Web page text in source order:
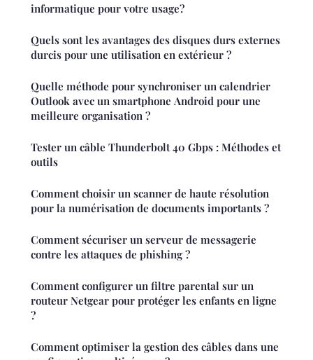
informatique pour votre usage?
Quels sont les avantages des disques durs externes
durcis pour une utilisation en extérieur ?
Quelle méthode pour synchroniser un calendrier
Outlook avec un smartphone Android pour une
meilleure organisation ?
Tester un câble Thunderbolt 40 Gbps : Méthodes et
outils
Comment choisir un scanner de haute résolution
pour la numérisation de documents importants ?
Comment sécuriser un serveur de messagerie
contre les attaques de phishing ?
Comment configurer un filtre parental sur un
routeur Netgear pour protéger les enfants en ligne
?
Comment optimiser la gestion des câbles dans une